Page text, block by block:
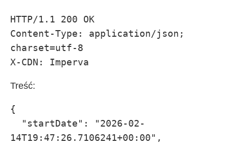
HTTP/1.1 200 OK
Content-Type: application/json;
charset=utf-8
X-CDN: Imperva
Treść:
{
14T19:47:26.7106241+00:00",